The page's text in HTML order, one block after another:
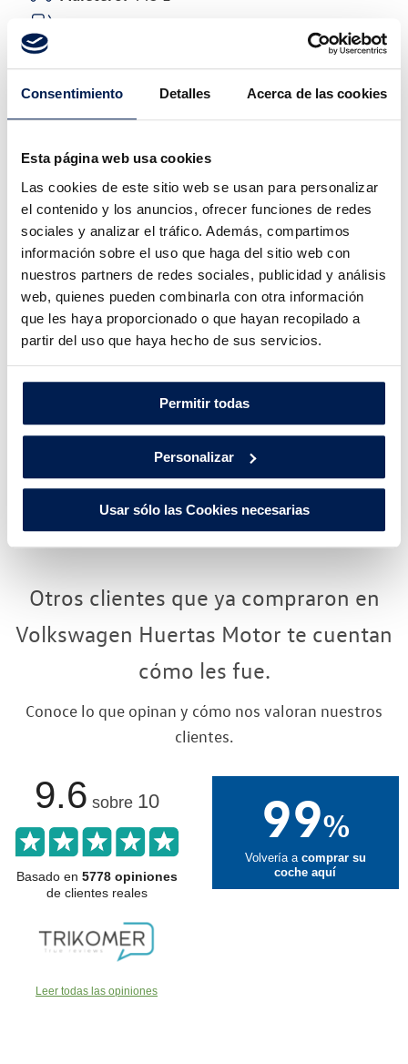
Consentimiento Detalles Acerca de las cookies
Esta página web usa cookies
Las cookies de este sitio web se usan para personalizar
el contenido y los anuncios, ofrecer funciones de redes
sociales y analizar el tráfico. Además, compartimos
información sobre el uso que haga del sitio web con
nuestros partners de redes sociales, publicidad y análisis
web, quienes pueden combinarla con otra información
que les haya proporcionado o que hayan recopilado a
partir del uso que haya hecho de sus servicios.
Permitir todas
Personalizar
Usar sólo las Cookies necesarias
Consumo y emisiones
- L/100
CONSUMO
- L/100
CONSUMO
EXTRAURBANO
4.6 L/100
MIXTO
EMISIONES
Otros clientes que ya compraron en
Volkswagen Huertas Motor te cuentan
cómo les fue.
Conoce lo que opinan y cómo nos valoran nuestros
clientes.
9.6 sobre 10
Basado en 5778 opiniones
de clientes reales
Leer todas las opiniones
99%
Volvería a comprar su
coche aquí